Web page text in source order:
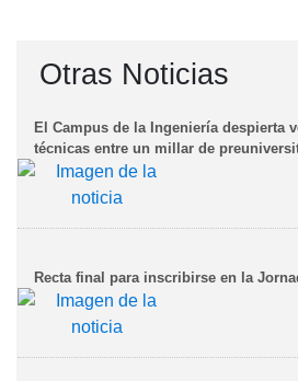
Otras Noticias
El Campus de la Ingeniería despierta
técnicas entre un millar de
Recta final para inscribirse en la